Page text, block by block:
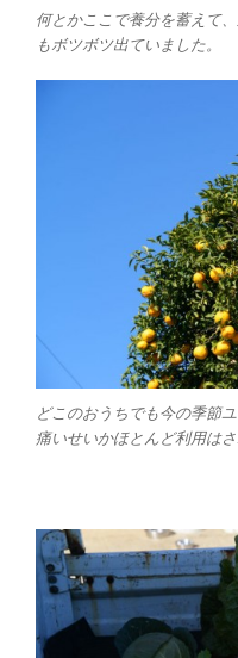
何とかここで養分を蓄えて
もボツボツ出ていました。
どこのおうちでも今の季節
痛いせいかほとんど利用は